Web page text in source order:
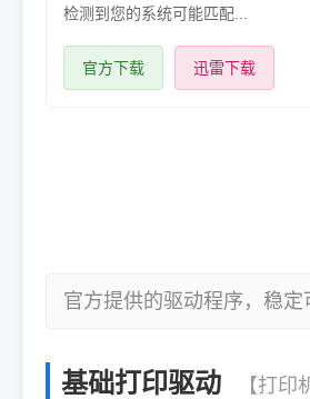
检测到您的系统可能匹配...
官方下载 迅雷下载
官方提供的驱动程序，稳定
基础打印驱动 【打印